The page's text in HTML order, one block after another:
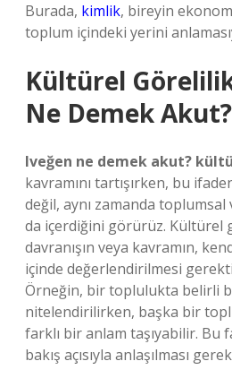
Burada, kimlik, bireyin
toplum içindeki yerini
Kültürel
Ne Demek
Iveğen ne demek akut?
kavramını tartışırken, bu
değil, aynı zamanda toplumsal
da içerdiğini görürüz. Kültürel
davranışın veya kavramın,
içinde değerlendirilmesi
Örneğin, bir toplulukta belirli
nitelendirilirken, başka bir
farklı bir anlam taşıyabilir. Bu
bakış açısıyla anlaşılması